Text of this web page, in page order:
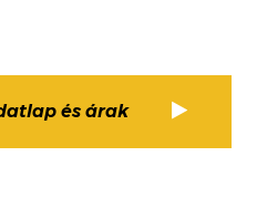
és árak